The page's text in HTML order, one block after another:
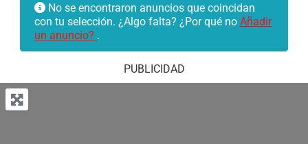
No se encontraron anuncios que coincidan
con tu selección. ¿Algo falta? ¿Por qué no Añadir
un anuncio? .
PUBLICIDAD